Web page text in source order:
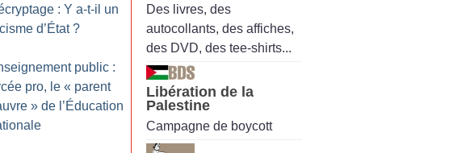
: Y a-t-il un
d’État ?
public :
pro, le « parent
» de l’Éducation
Des livres, des
autocollants, des affiches,
des DVD, des tee-shirts...
Libération de la
Palestine
Campagne de boycott